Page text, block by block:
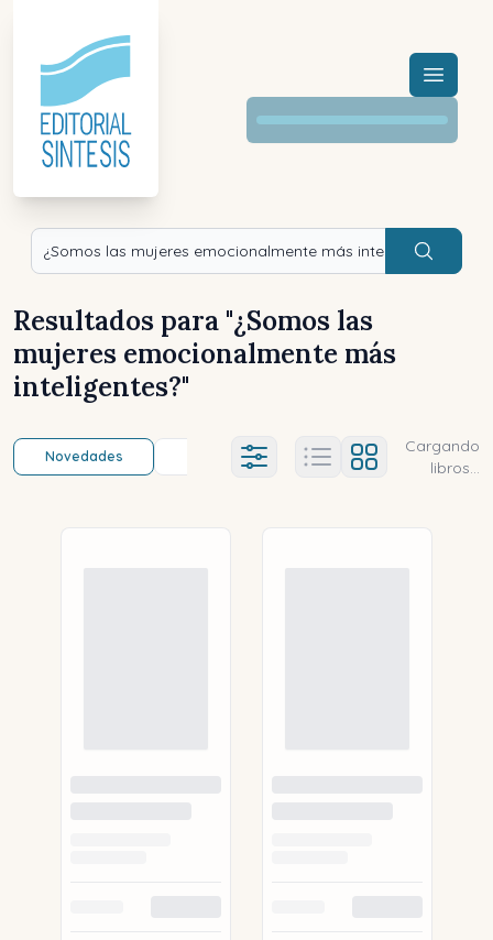
Menú
Buscar
Resultados para "¿Somos las
mujeres emocionalmente más
inteligentes?"
Novedades Título (a-z) Título (z-a)
Ajustes abierto
Cargando
libros...